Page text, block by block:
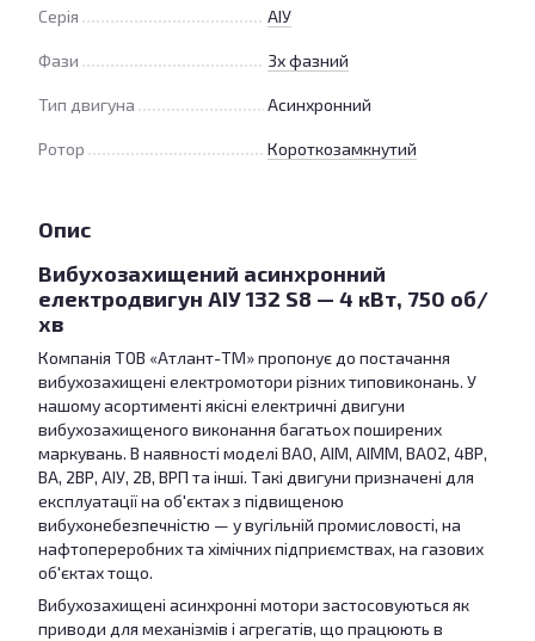
Серія АІУ
Фази 3х фазний
Тип двигуна Асинхронний
Ротор Короткозамкнутий
Опис
Вибухозахищений асинхронний
електродвигун АІУ 132 S8 — 4 кВт, 750 об/
хв
Компанія ТОВ «Атлант-ТМ» пропонує до постачання
вибухозахищені електромотори різних типовиконань. У
нашому асортименті якісні електричні двигуни
вибухозахищеного виконання багатьох поширених
маркувань. В наявності моделі ВАО, АІМ, АІММ, ВАО2, 4ВР,
ВА, 2ВР, АІУ, 2В, ВРП та інші. Такі двигуни призначені для
експлуатації на об'єктах з підвищеною
вибухонебезпечністю — у вугільній промисловості, на
нафтопереробних та хімічних підприємствах, на газових
об'єктах тощо.
Вибухозахищені асинхронні мотори застосовуються як
приводи для механізмів і агрегатів, що працюють в